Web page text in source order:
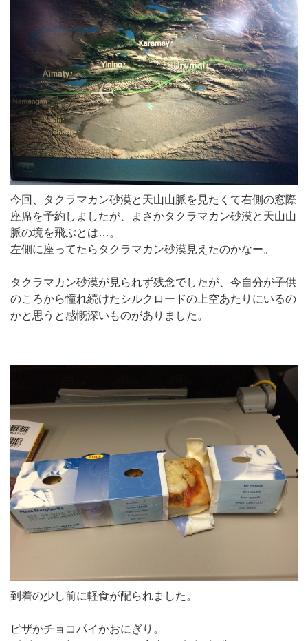
今回、タクラマカン砂漠と天山山脈を見たくて右側の窓際
座席を予約しましたが、まさかタクラマカン砂漠と天山山
脈の境を飛ぶとは…。
左側に座ってたらタクラマカン砂漠見えたのかなー。
タクラマカン砂漠が見られず残念でしたが、今自分が子供
のころから憧れ続けたシルクロードの上空あたりにいるの
かと思うと感慨深いものがありました。
到着の少し前に軽食が配られました。
ピザかチョコパイかおにぎり。